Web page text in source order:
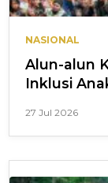
NASIONAL
Alun-alun
Inklusi
27 Jul 2026